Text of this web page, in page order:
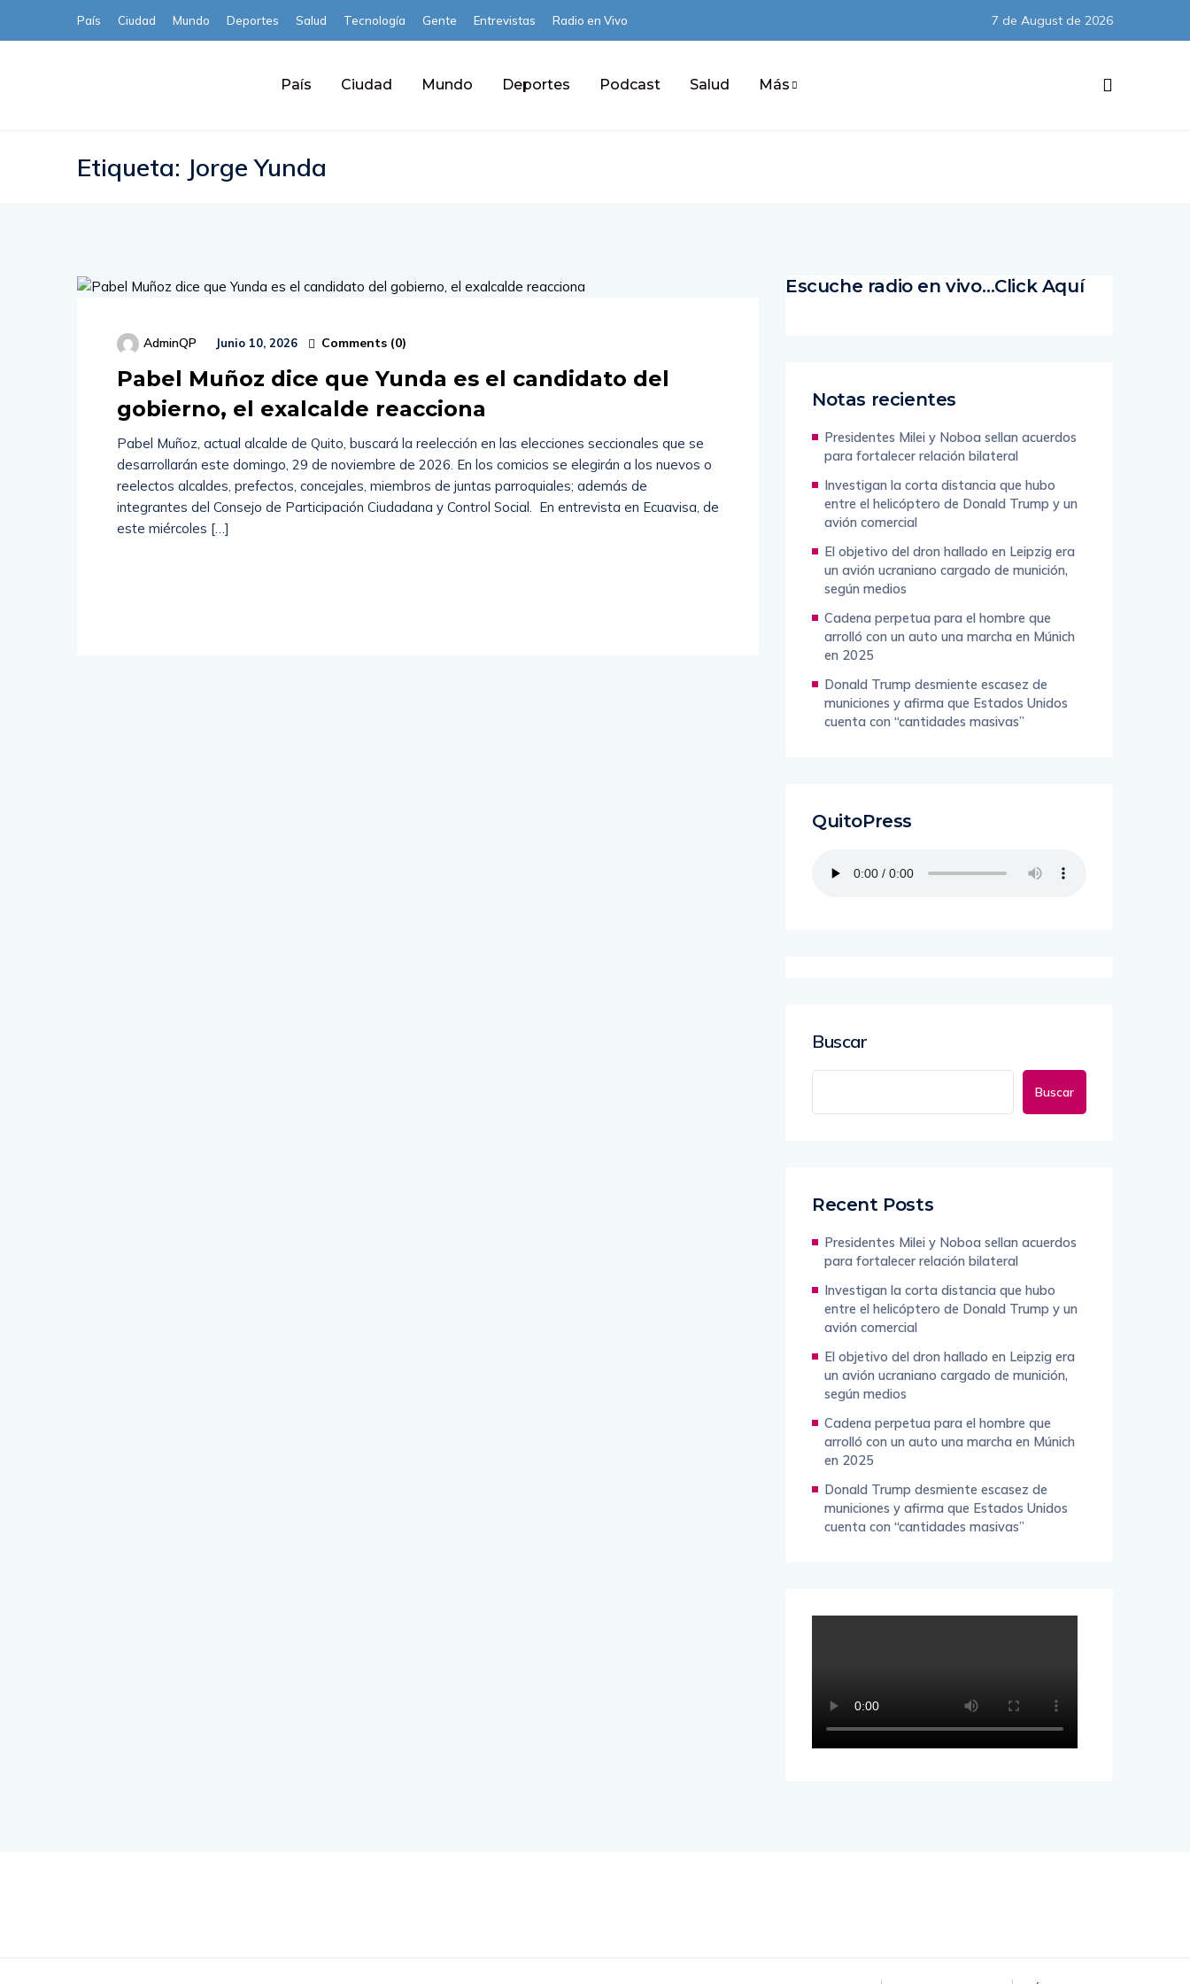
País Ciudad Mundo Deportes Salud Tecnología Gente Entrevistas Radio en Vivo 7 de August de 2026
País Ciudad Mundo Deportes Podcast Salud Más
Etiqueta: Jorge Yunda
AdminQP Junio 10, 2026 Comments (0)
Pabel Muñoz dice que Yunda es el candidato del
gobierno, el exalcalde reacciona
Pabel Muñoz, actual alcalde de Quito, buscará la reelección en las elecciones seccionales que se
desarrollarán este domingo, 29 de noviembre de 2026. En los comicios se elegirán a los nuevos o
reelectos alcaldes, prefectos, concejales, miembros de juntas parroquiales; además de
integrantes del Consejo de Participación Ciudadana y Control Social. En entrevista en Ecuavisa, de
este miércoles […]
Escuche radio en vivo…Click Aquí
Notas recientes
Presidentes Milei y Noboa sellan acuerdos
para fortalecer relación bilateral
Investigan la corta distancia que hubo
entre el helicóptero de Donald Trump y un
avión comercial
El objetivo del dron hallado en Leipzig era
un avión ucraniano cargado de munición,
según medios
Cadena perpetua para el hombre que
arrolló con un auto una marcha en Múnich
en 2025
Donald Trump desmiente escasez de
municiones y afirma que Estados Unidos
cuenta con “cantidades masivas”
QuitoPress
Buscar
Buscar
Recent Posts
Presidentes Milei y Noboa sellan acuerdos
para fortalecer relación bilateral
Investigan la corta distancia que hubo
entre el helicóptero de Donald Trump y un
avión comercial
El objetivo del dron hallado en Leipzig era
un avión ucraniano cargado de munición,
según medios
Cadena perpetua para el hombre que
arrolló con un auto una marcha en Múnich
en 2025
Donald Trump desmiente escasez de
municiones y afirma que Estados Unidos
cuenta con “cantidades masivas”